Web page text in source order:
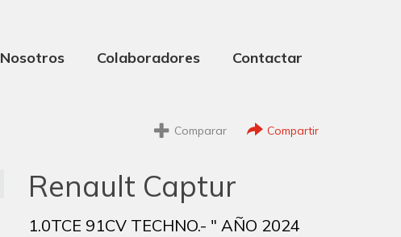
Nosotros Colaboradores Contactar
Comparar Compartir
Renault Captur
1.0TCE 91CV TECHNO.- " AÑO 2024